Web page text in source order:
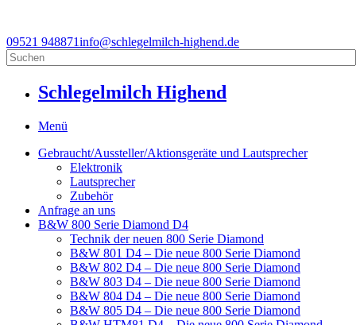
09521 948871info@schlegelmilch-highend.de
Schlegelmilch Highend
Menü
Gebraucht/Aussteller/Aktionsgeräte und Lautsprecher
Elektronik
Lautsprecher
Zubehör
Anfrage an uns
B&W 800 Serie Diamond D4
Technik der neuen 800 Serie Diamond
B&W 801 D4 – Die neue 800 Serie Diamond
B&W 802 D4 – Die neue 800 Serie Diamond
B&W 803 D4 – Die neue 800 Serie Diamond
B&W 804 D4 – Die neue 800 Serie Diamond
B&W 805 D4 – Die neue 800 Serie Diamond